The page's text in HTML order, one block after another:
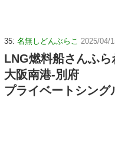
35: 名無しどんぶらこ 2025/04/
LNG燃料船さんふ
大阪南港-別府
プライベートシング